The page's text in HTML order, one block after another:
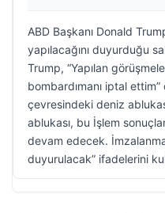
ABD Başkanı Donald
yapılacağını duyurduğu
Trump, “Yapılan
bombardımanı iptal
çevresindeki deniz
ablukası, bu İşlem
devam edecek.
duyurulacak” ifadelerini